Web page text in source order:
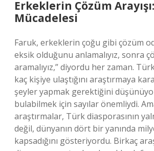
Erkeklerin Çözüm
Mücadelesi
Faruk, erkeklerin çoğu gibi çözüm
eksik olduğunu anlamalıyız, sonra
aramalıyız,” diyordu her zaman.
kaç kişiye ulaştığını araştırmaya
şeyler yapmak gerektiğini
bulabilmek için sayılar önemliydi.
araştırmalar, Türk diasporasının
değil, dünyanın dört bir yanında
kapsadığını gösteriyordu. Birkaç